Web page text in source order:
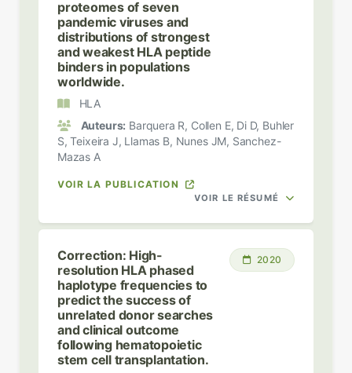
proteomes of seven
pandemic viruses and
distributions of strongest
and weakest HLA peptide
binders in populations
worldwide.
HLA
Auteurs: Barquera R, Collen E, Di D, Buhler
S, Teixeira J, Llamas B, Nunes JM, Sanchez-
Mazas A
VOIR LA PUBLICATION
VOIR LE RÉSUMÉ
Correction: High-
resolution HLA phased
haplotype frequencies to
predict the success of
unrelated donor searches
and clinical outcome
following hematopoietic
stem cell transplantation.
2020